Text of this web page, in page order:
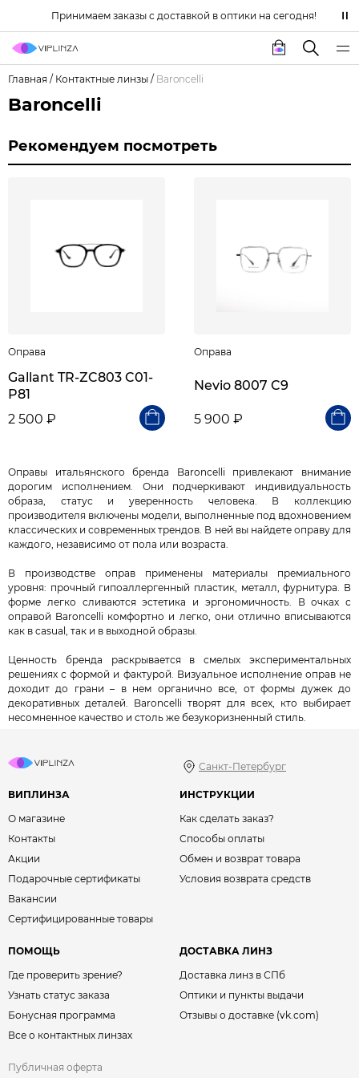
Принимаем заказы с доставкой в оптики на сегодня!
Главная / Контактные линзы / Baroncelli
Baroncelli
Рекомендуем посмотреть
Оправа
Gallant TR-ZC803 C01-
P81
2 500 ₽
Оправа
Nevio 8007 C9
5 900 ₽
Оправы итальянского бренда Baroncelli привлекают внимание
дорогим исполнением. Они подчеркивают индивидуальность
образа, статус и уверенность человека. В коллекцию
производителя включены модели, выполненные под вдохновением
классических и современных трендов. В ней вы найдете оправу для
каждого, независимо от пола или возраста.
В производстве оправ применены материалы премиального
уровня: прочный гипоаллергенный пластик, металл, фурнитура. В
форме легко сливаются эстетика и эргономичность. В очках с
оправой Baroncelli комфортно и легко, они отлично вписываются
как в casual, так и в выходной образы.
Ценность бренда раскрывается в смелых экспериментальных
решениях с формой и фактурой. Визуальное исполнение оправ не
доходит до грани – в нем органично все, от формы дужек до
декоративных деталей. Baroncelli творят для всех, кто выбирает
несомненное качество и столь же безукоризненный стиль.
Санкт-Петербург
ВИПЛИНЗА
О магазине
Контакты
Акции
Подарочные сертификаты
Вакансии
Сертифицированные товары
ИНСТРУКЦИИ
Как сделать заказ?
Способы оплаты
Обмен и возврат товара
Условия возврата средств
ПОМОЩЬ
Где проверить зрение?
Узнать статус заказа
Бонусная программа
Все о контактных линзах
ДОСТАВКА ЛИНЗ
Доставка линз в СПб
Оптики и пункты выдачи
Отзывы о доставке (vk.com)
Публичная оферта